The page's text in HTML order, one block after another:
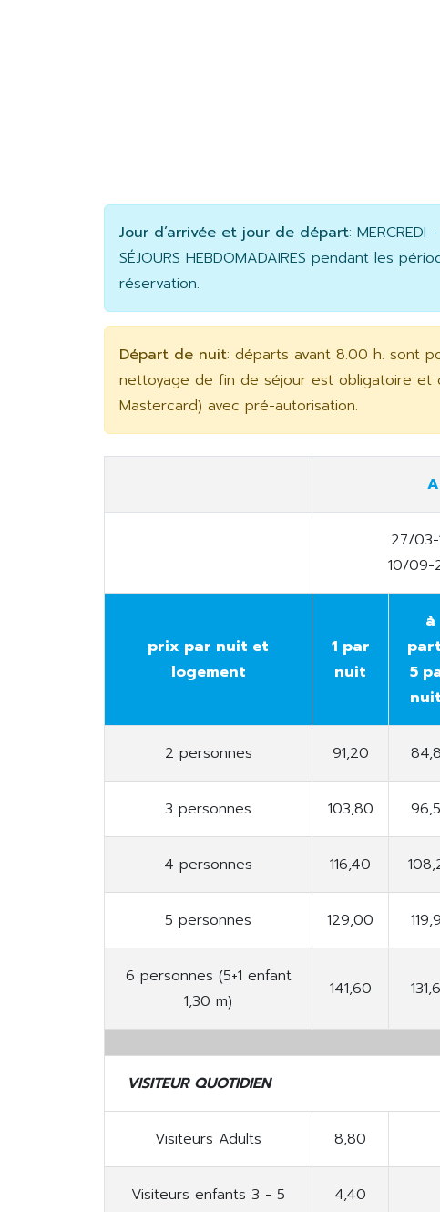
Jour d’arrivée et jour de départ: MERCREDI
SÉJOURS HEBDOMADAIRES pendant les
réservation.
Départ de nuit: départs avant 8.00 h. sont
nettoyage de fin de séjour est obligatoire
Mastercard) avec pré-autorisation.
A
27/
10/
prix par nuit et
logement
1 par
nuit
à
5
2 personnes 91,20
3 personnes 103,80
4 personnes 116,40
5 personnes 129,00
6 personnes (5+1 enfant
1,30 m)
141,60
VISITEUR QUOTIDIEN
Visiteurs Adults 8,80
Visiteurs enfants 3 - 5 4,40